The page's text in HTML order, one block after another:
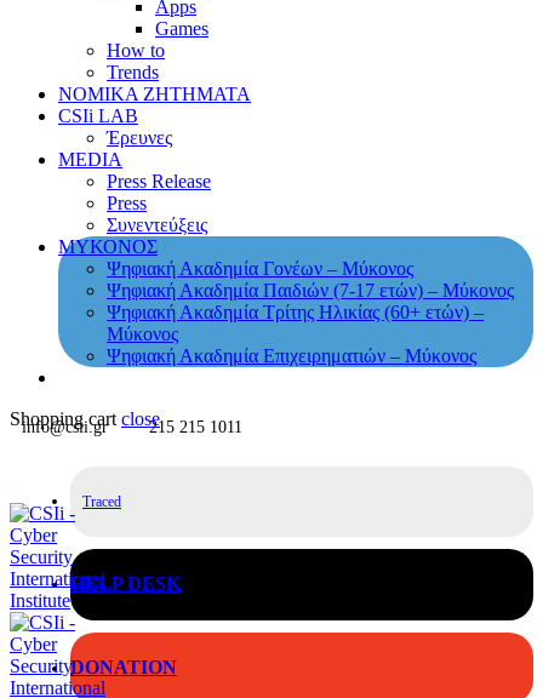
Apps
Games
How to
Trends
ΝΟΜΙΚΑ ΖΗΤΗΜΑΤΑ
CSIi LAB
Έρευνες
MEDIA
Press Release
Press
Συνεντεύξεις
ΜΥΚΟΝΟΣ
Ψηφιακή Ακαδημία Γονέων – Μύκονος
Ψηφιακή Ακαδημία Παιδιών (7-17 ετών) – Μύκονος
Ψηφιακή Ακαδημία Τρίτης Ηλικίας (60+ ετών) –
Μύκονος
Ψηφιακή Ακαδημία Επιχειρηματιών – Μύκονος
Shopping cart close
info@csii.gr 215 215 1011
Traced
HELP DESK
DONATION